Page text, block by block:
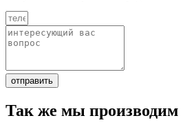
отправить
Так же мы производим